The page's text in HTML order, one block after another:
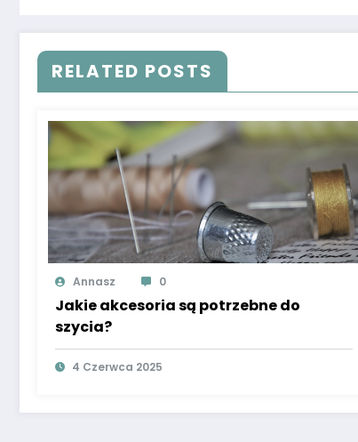
RELATED POSTS
Annasz 0
Jakie akcesoria są potrzebne do
szycia?
4 Czerwca 2025